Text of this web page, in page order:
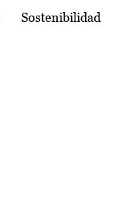
Sostenibilidad